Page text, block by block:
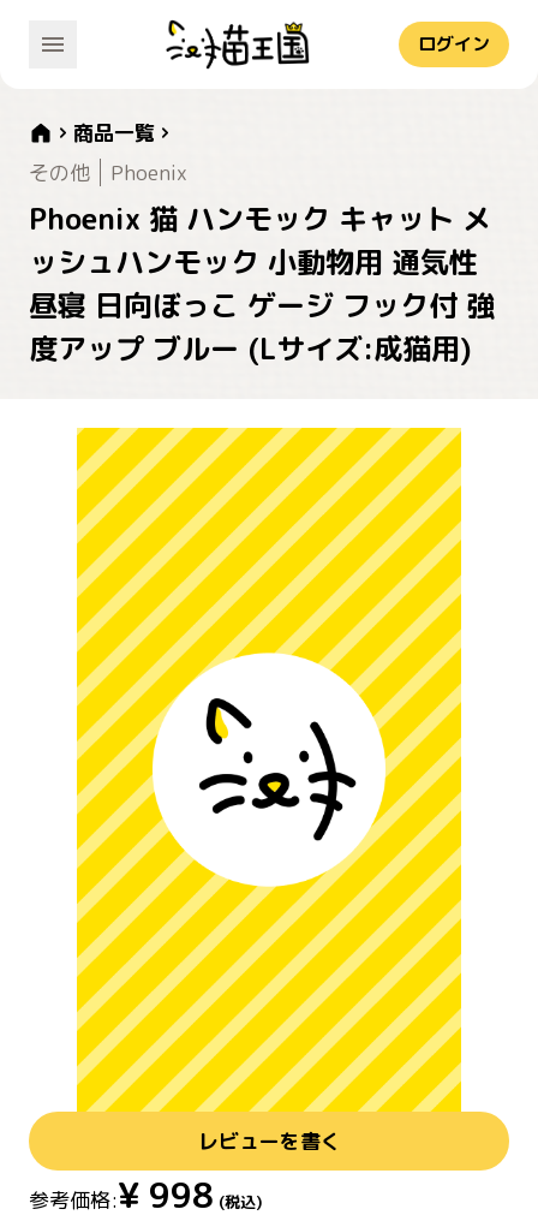
ログイン
商品一覧
その他
Phoenix
Phoenix 猫 ハンモック キャット メ
ッシュハンモック 小動物用 通気性
昼寝 日向ぼっこ ゲージ フック付 強
度アップ ブルー (Lサイズ:成猫用)
レビューを書く
参考価格:¥ 998 (税込)